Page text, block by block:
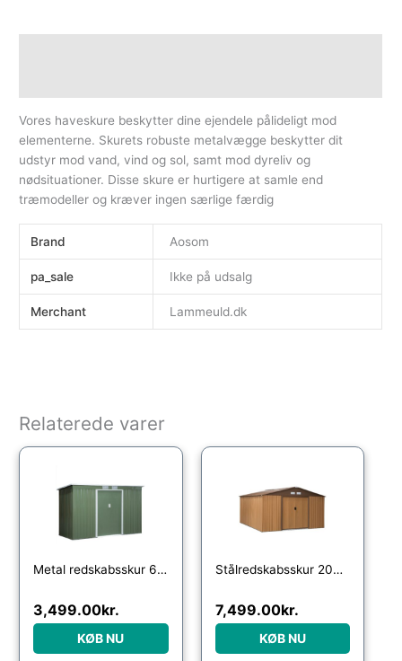
Vores haveskure beskytter dine ejendele pålideligt mod
elementerne. Skurets robuste metalvægge beskytter dit
udstyr mod vand, vind og sol, samt mod dyreliv og
nødsituationer. Disse skure er hurtigere at samle end
træmodeller og kræver ingen særlige færdig
Brand Aosom
pa_sale Ikke på udsalg
Merchant Lammeuld.dk
Relaterede varer
Metal redskabsskur 6,3mÂ³ 280x130x172cm redskabsskur med skydedør, vejrbestandigt havehus, udendørs haveskur, skab til baghave, udendørsområde, antracit, lysegrøn
3,499.00kr.
KØB NU
Stålredskabsskur 20mÂ³ redskabsskur havehus cykelskur haveskur brun 340 x 386 x 200 cm
7,499.00kr.
KØB NU